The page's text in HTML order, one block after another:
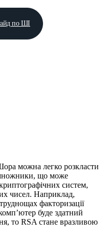
по ШІ
можна легко розкласти
множники, що може
систем,
чисел. Наприклад,
факторизації
буде здатний
то RSA стане вразливою